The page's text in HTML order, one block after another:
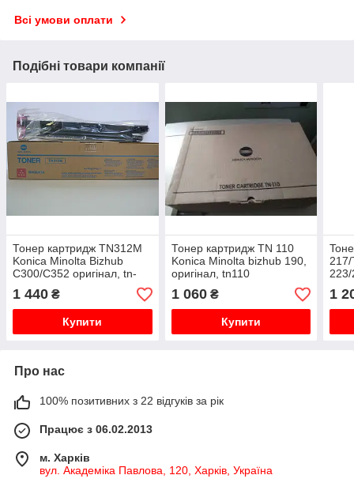
Всі умови оплати
Подібні товари компанії
Тонер картридж TN312M
Konica Minolta Bizhub
С300/C352 оригінал, tn-
312 m
1 440 ₴
Купити
Тонер картридж TN 110
Konica Minolta bizhub 190,
оригінал, tn110
1 060₴
Купити
1
Про нас
100% позитивних з 22 відгуків за рік
Працює з 06.02.2013
м. Харків
вул. Академіка Павлова, 120, Харків, Україна